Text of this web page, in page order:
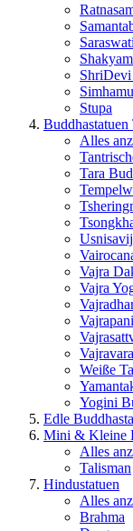
Stupa
Buddhastatuen
Alles
Tara
Vajra
Vajra
Weiße
Yogini
Edle
Mini & Kleine
Alles
Talisman
Hindustatuen
Alles
Brahma